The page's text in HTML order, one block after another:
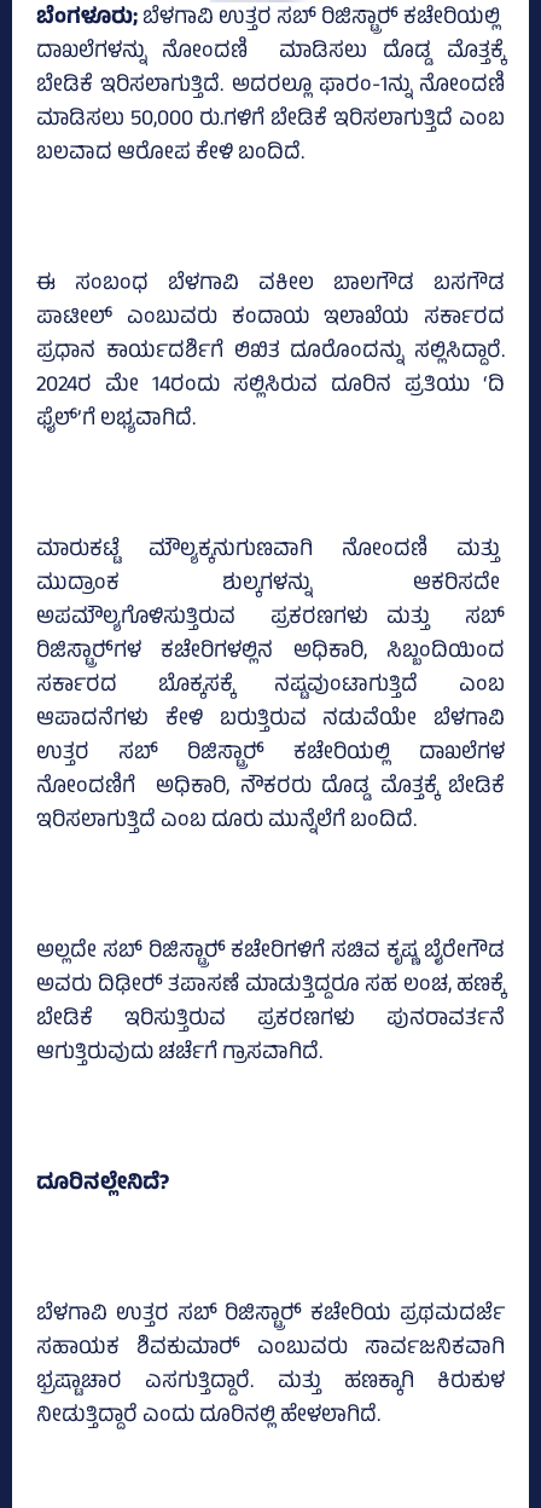
ಬೆಂಗಳೂರು;ಬೆಳಗಾವಿ ಉತ್ತರ ಸಬ್‌ ರಿಜಿಸ್ಟ್ರಾರ್‍‌ ಕಚೇರಿಯಲ್ಲಿ
ದಾಖಲೆಗಳನ್ನು ನೋಂದಣಿ ಮಾಡಿಸಲು ದೊಡ್ಡ ಮೊತ್ತಕ್ಕೆ
ಬೇಡಿಕೆ ಇರಿಸಲಾಗುತ್ತಿದೆ. ಅದರಲ್ಲೂ ಫಾರಂ-1ನ್ನು ನೋಂದಣಿ
ಮಾಡಿಸಲು 50,000 ರು.ಗಳಿಗೆ ಬೇಡಿಕೆ ಇರಿಸಲಾಗುತ್ತಿದೆ ಎಂಬ
ಬಲವಾದ ಆರೋಪ ಕೇಳಿ ಬಂದಿದೆ.
ಈ ಸಂಬಂಧ ಬೆಳಗಾವಿ ವಕೀಲ ಬಾಲಗೌಡ ಬಸಗೌಡ
ಪಾಟೀಲ್‌ ಎಂಬುವರು ಕಂದಾಯ ಇಲಾಖೆಯ ಸರ್ಕಾರದ
ಪ್ರಧಾನ ಕಾರ್ಯದರ್ಶಿಗೆ ಲಿಖಿತ ದೂರೊಂದನ್ನು ಸಲ್ಲಿಸಿದ್ದಾರೆ.
2024ರ ಮೇ 14ರಂದು ಸಲ್ಲಿಸಿರುವ ದೂರಿನ ಪ್ರತಿಯು ‘ದಿ
ಫೈಲ್‌’ಗೆ ಲಭ್ಯವಾಗಿದೆ.
ಮಾರುಕಟ್ಟೆ ಮೌಲ್ಯಕ್ಕನುಗುಣವಾಗಿ ನೋಂದಣಿ ಮತ್ತು
ಮುದ್ರಾಂಕ ಶುಲ್ಕಗಳನ್ನು ಆಕರಿಸದೇ
ಅಪಮೌಲ್ಯಗೊಳಿಸುತ್ತಿರುವ ಪ್ರಕರಣಗಳು ಮತ್ತು ಸಬ್‌
ರಿಜಿಸ್ಟ್ರಾರ್‍‌ಗಳ ಕಚೇರಿಗಳಲ್ಲಿನ ಅಧಿಕಾರಿ, ಸಿಬ್ಬಂದಿಯಿಂದ
ಸರ್ಕಾರದ ಬೊಕ್ಕಸಕ್ಕೆ ನಷ್ಟವುಂಟಾಗುತ್ತಿದೆ ಎಂಬ
ಆಪಾದನೆಗಳು ಕೇಳಿ ಬರುತ್ತಿರುವ ನಡುವೆಯೇ ಬೆಳಗಾವಿ
ಉತ್ತರ ಸಬ್‌ ರಿಜಿಸ್ಟ್ರಾರ್‍‌ ಕಚೇರಿಯಲ್ಲಿ ದಾಖಲೆಗಳ
ನೋಂದಣಿಗೆ ಅಧಿಕಾರಿ, ನೌಕರರು ದೊಡ್ಡ ಮೊತ್ತಕ್ಕೆ ಬೇಡಿಕೆ
ಇರಿಸಲಾಗುತ್ತಿದೆ ಎಂಬ ದೂರು ಮುನ್ನೆಲೆಗೆ ಬಂದಿದೆ.
ಅಲ್ಲದೇ ಸಬ್‌ ರಿಜಿಸ್ಟ್ರಾರ್‍‌ ಕಚೇರಿಗಳಿಗೆ ಸಚಿವ ಕೃಷ್ಣ ಬೈರೇಗೌಡ
ಅವರು ದಿಢೀರ್‍‌ ತಪಾಸಣೆ ಮಾಡುತ್ತಿದ್ದರೂ ಸಹ ಲಂಚ, ಹಣಕ್ಕೆ
ಬೇಡಿಕೆ ಇರಿಸುತ್ತಿರುವ ಪ್ರಕರಣಗಳು ಪುನರಾವರ್ತನೆ
ಆಗುತ್ತಿರುವುದು ಚರ್ಚೆಗೆ ಗ್ರಾಸವಾಗಿದೆ.
ದೂರಿನಲ್ಲೇನಿದೆ?
ಬೆಳಗಾವಿ ಉತ್ತರ ಸಬ್‌ ರಿಜಿಸ್ಟ್ರಾರ್‍‌ ಕಚೇರಿಯ ಪ್ರಥಮದರ್ಜೆ
ಸಹಾಯಕ ಶಿವಕುಮಾರ್‍‌ ಎಂಬುವರು ಸಾರ್ವಜನಿಕವಾಗಿ
ಭ್ರಷ್ಟಾಚಾರ ಎಸಗುತ್ತಿದ್ದಾರೆ. ಮತ್ತು ಹಣಕ್ಕಾಗಿ ಕಿರುಕುಳ
ನೀಡುತ್ತಿದ್ದಾರೆ ಎಂದು ದೂರಿನಲ್ಲಿ ಹೇಳಲಾಗಿದೆ.